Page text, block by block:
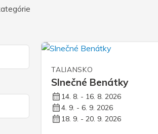
TALIANSKO
Slnečné Benátky
14. 8. - 16. 8. 2026
4. 9. - 6. 9. 2026
18. 9. - 20. 9. 2026